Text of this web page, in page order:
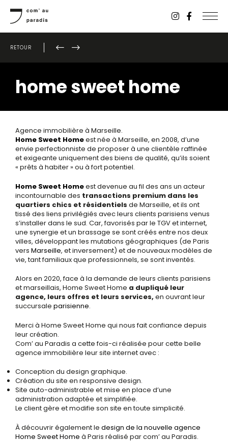
RETOUR
home sweet home
Agence immobilière à Marseille.
Home Sweet Homeest née à Marseille, en 2008, d’une
envie perfectionniste de proposer à une clientèle raffinée
et exigeante uniquement des biens de qualité, qu’ils soient
« prêts à habiter » ou à fort potentiel.
Home Sweet Homeest devenue au fil des ans un acteur
incontournable des transactions premium dans les
quartiers chics et résidentiels de Marseille, et ils ont
tissé des liens privilégiés avec leurs clients parisiens venus
s’installer dans le sud. Car, favorisés par le TGV et internet,
une synergie et un brassage se sont créés entre nos deux
villes, développant les mutations géographiques (de Paris
vers Marseille, et inversement) et de nouveaux modèles de
vie, tant familiaux que professionnels, se sont inventés.
Alors en 2020, face à la demande de leurs clients parisiens
et marseillais, Home Sweet Home a dupliqué leur
agence, leurs offres et leurs services, en ouvrant leur
succursale parisienne.
Merci à Home Sweet Home qui nous fait confiance depuis
leur création.
Com’ au Paradis a cette fois-ci réalisée pour cette belle
agence immobilière leur site internet avec :
Conception du design graphique.
Création du site en responsive design.
Site auto-administrable et mise en place d’une
administration adaptée et simplifiée.
Le client gère et modifie son site en toute simplicité.
À découvrir également le design de la nouvelle agence
Home Sweet Home à Paris réalisé par com’ au Paradis.